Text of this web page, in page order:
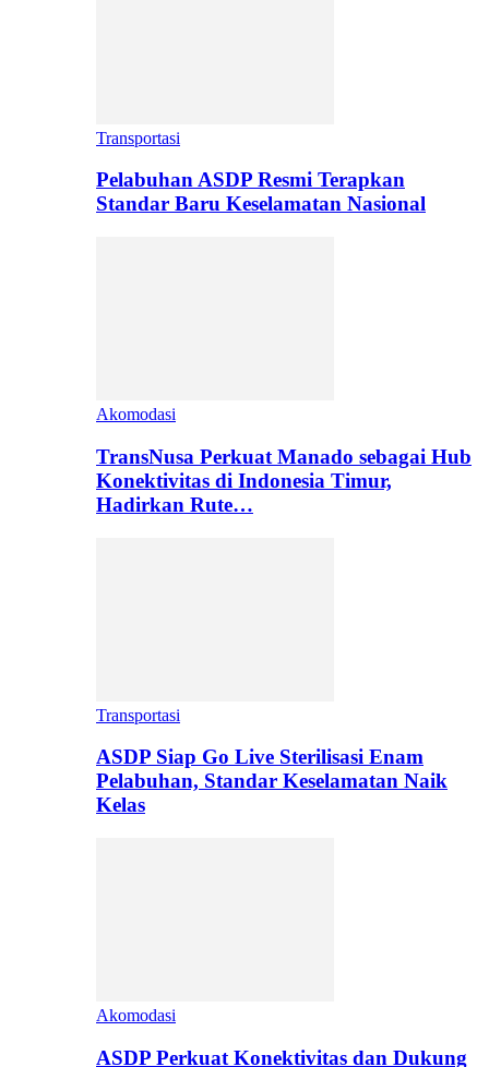
Transportasi
Pelabuhan ASDP Resmi Terapkan
Standar Baru Keselamatan Nasional
Akomodasi
TransNusa Perkuat Manado sebagai Hub
Konektivitas di Indonesia Timur,
Hadirkan Rute…
Transportasi
ASDP Siap Go Live Sterilisasi Enam
Pelabuhan, Standar Keselamatan Naik
Kelas
Akomodasi
ASDP Perkuat Konektivitas dan Dukung